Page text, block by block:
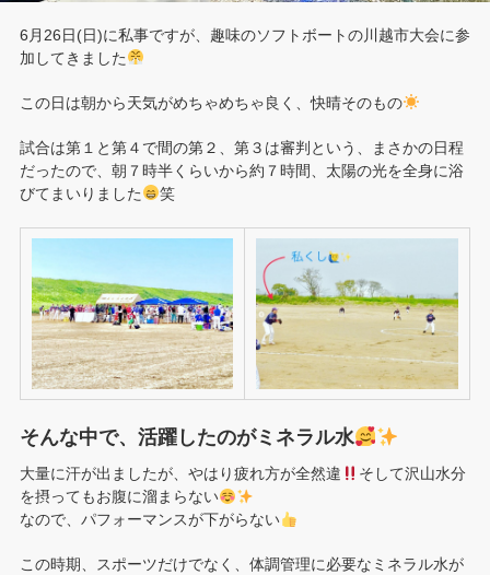
6月26日(日)に私事ですが、趣味のソフトボートの川越市大会に参
加してきました
この日は朝から天気がめちゃめちゃ良く、快晴そのもの
試合は第１と第４で間の第２、第３は審判という、まさかの日程
だったので、朝７時半くらいから約７時間、太陽の光を全身に浴
びてまいりました
笑
そんな中で、活躍したのがミネラル水
大量に汗が出ましたが、やはり疲れ方が全然違
そして沢山水分
を摂ってもお腹に溜まらない
なので、パフォーマンスが下がらない
この時期、スポーツだけでなく、体調管理に必要なミネラル水が